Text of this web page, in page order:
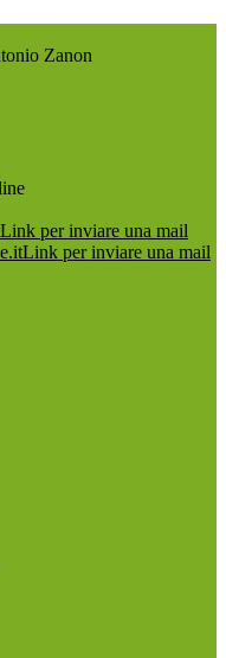
Zanon
Link per inviare una mail
Link per inviare una mail